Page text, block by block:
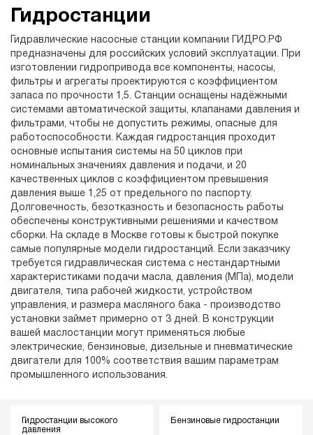
Гидростанции
Гидравлические насосные станции компании ГИДРО.РФ
предназначены для российских условий эксплуатации. При
изготовлении гидропривода все компоненты, насосы,
фильтры и агрегаты проектируются с коэффициентом
запаса по прочности 1,5. Станции оснащены надёжными
системами автоматической защиты, клапанами давления и
фильтрами, чтобы не допустить режимы, опасные для
работоспособности. Каждая гидростанция проходит
основные испытания системы на 50 циклов при
номинальных значениях давления и подачи, и 20
качественных циклов с коэффициентом превышения
давления выше 1,25 от предельного по паспорту.
Долговечность, безотказность и безопасность работы
обеспечены конструктивными решениями и качеством
сборки. На складе в Москве готовы к быстрой покупке
самые популярные модели гидростанций. Если заказчику
требуется гидравлическая система с нестандартными
характеристиками подачи масла, давления (МПа), модели
двигателя, типа рабочей жидкости, устройством
управления, и размера масляного бака - производство
установки займет примерно от 3 дней. В конструкции
вашей маслостанции могут применяться любые
электрические, бензиновые, дизельные и пневматические
двигатели для 100% соответствия вашим параметрам
промышленного использования.
Гидростанции высокого
давления
Бензиновые гидростанции